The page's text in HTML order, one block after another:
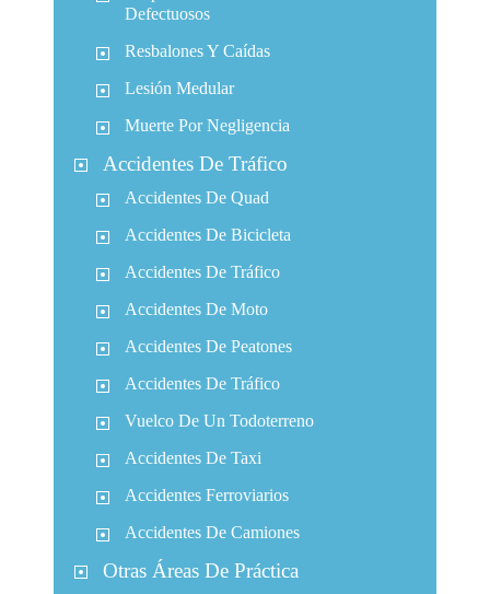
Defectuosos
Resbalones Y Caídas
Lesión Medular
Muerte Por Negligencia
Accidentes De Tráfico
Accidentes De Quad
Accidentes De Bicicleta
Accidentes De Tráfico
Accidentes De Moto
Accidentes De Peatones
Accidentes De Tráfico
Vuelco De Un Todoterreno
Accidentes De Taxi
Accidentes Ferroviarios
Accidentes De Camiones
Otras Áreas De Práctica